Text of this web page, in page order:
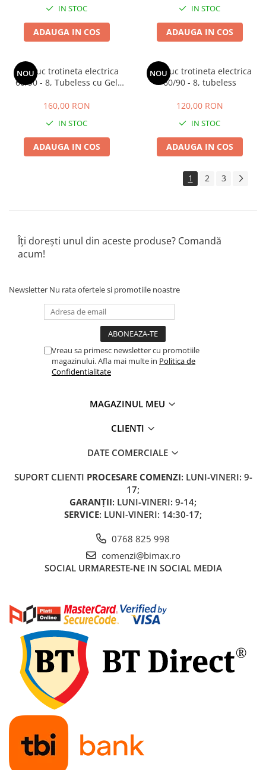
IN STOC
ADAUGA IN COS
IN STOC
ADAUGA IN COS
NOU
Cauciuc trotineta electrica
60/90 - 8, Tubeless cu Gel
160,00 RON
IN STOC
ADAUGA IN COS
NOU
Cauciuc trotineta electrica
60/90 - 8, tubeless
120,00 RON
IN STOC
ADAUGA IN COS
1 2 3
Îți dorești unul din aceste produse? Comandă
acum!
Newsletter Nu rata ofertele si promotiile noastre
Vreau sa primesc newsletter cu promotiile
magazinului. Afla mai multe in Politica de
Confidentialitate
MAGAZINUL MEU
CLIENTI
DATE COMERCIALE
SUPORT CLIENTI PROCESARE COMENZI: LUNI-VINERI: 9-
17;
GARANȚII: LUNI-VINERI: 9-14;
SERVICE: LUNI-VINERI: 14:30-17;
0768 825 998
comenzi@bimax.ro
SOCIAL URMARESTE-NE IN SOCIAL MEDIA